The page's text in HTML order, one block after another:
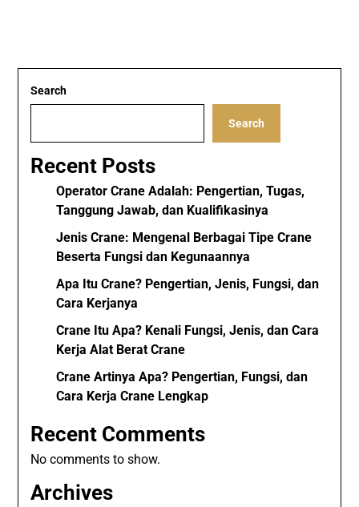
Search
Search
Recent Posts
Operator Crane Adalah: Pengertian, Tugas,
Tanggung Jawab, dan Kualifikasinya
Jenis Crane: Mengenal Berbagai Tipe Crane
Beserta Fungsi dan Kegunaannya
Apa Itu Crane? Pengertian, Jenis, Fungsi, dan
Cara Kerjanya
Crane Itu Apa? Kenali Fungsi, Jenis, dan Cara
Kerja Alat Berat Crane
Crane Artinya Apa? Pengertian, Fungsi, dan
Cara Kerja Crane Lengkap
Recent Comments
No comments to show.
Archives